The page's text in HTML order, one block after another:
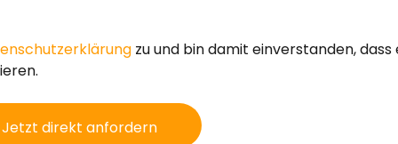
zu und bin damit einverstanden,
Jetzt direkt anfordern